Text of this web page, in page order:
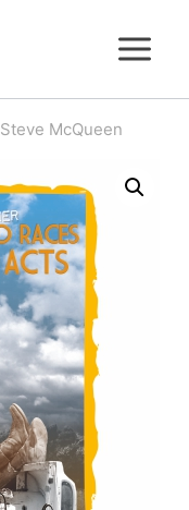
Steve McQueen